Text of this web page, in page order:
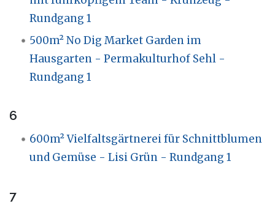
Rundgang 1
500m² No Dig Market Garden im
Hausgarten - Permakulturhof Sehl -
Rundgang 1
6
600m² Vielfaltsgärtnerei für Schnittblumen
und Gemüse - Lisi Grün - Rundgang 1
7